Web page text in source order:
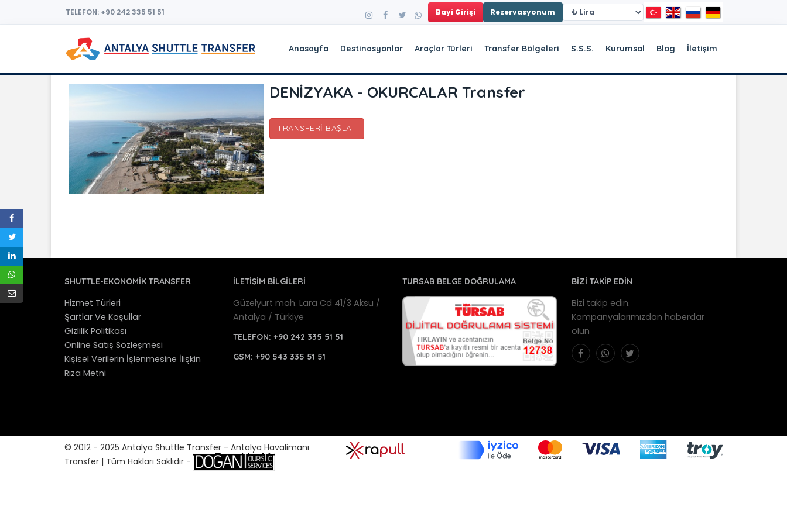
TELEFON: +90 242 335 51 51 Bayi Girişi Rezervasyonum
Anasayfa Destinasyonlar Araçlar Türleri Transfer Bölgeleri S.S.S. Kurumsal Blog İletişim
DENİZYAKA - OKURCALAR Transfer
TRANSFERI BAŞLAT
SHUTTLE-EKONOMIK TRANSFER
Hizmet Türleri
Şartlar Ve Koşullar
Gizlilik Politikası
Online Satış Sözleşmesi
Kişisel Verilerin İşlenmesine İlişkin
Rıza Metni
İLETİŞİM BİLGİLERİ
Güzelyurt mah. Lara Cd 41/3 Aksu /
Antalya / Türkiye
TELEFON:+90 242 335 51 51
GSM:+90 543 335 51 51
TURSAB BELGE DOĞRULAMA BİZİ TAKİP EDİN
Bizi takip edin.
Kampanyalarımızdan haberdar
olun
© 2012 - 2025 Antalya Shuttle Transfer - Antalya Havalimanı
Transfer | Tüm Hakları Saklıdır -